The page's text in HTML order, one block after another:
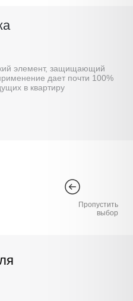
элемент, защищающий
дает почти 100%
в квартиру
Пропустить
выбор